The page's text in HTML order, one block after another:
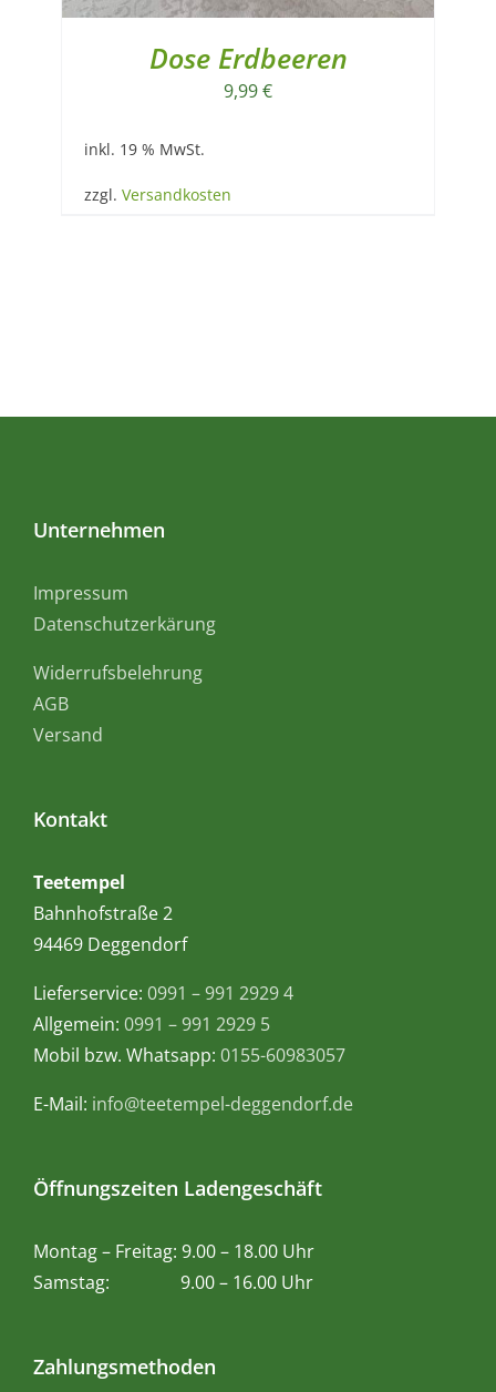
Dose Erdbeeren
9,99€
inkl. 19 % MwSt.
zzgl. Versandkosten
Unternehmen
Impressum
Datenschutzerkärung
Widerrufsbelehrung
AGB
Versand
Kontakt
Teetempel
Bahnhofstraße 2
94469 Deggendorf
Lieferservice: 0991 – 991 2929 4
Allgemein: 0991 – 991 2929 5
Mobil bzw. Whatsapp: 0155-60983057
E-Mail: info@teetempel-deggendorf.de
Öffnungszeiten Ladengeschäft
Montag – Freitag: 9.00 – 18.00 Uhr
Samstag: 9.00 – 16.00 Uhr
Zahlungsmethoden